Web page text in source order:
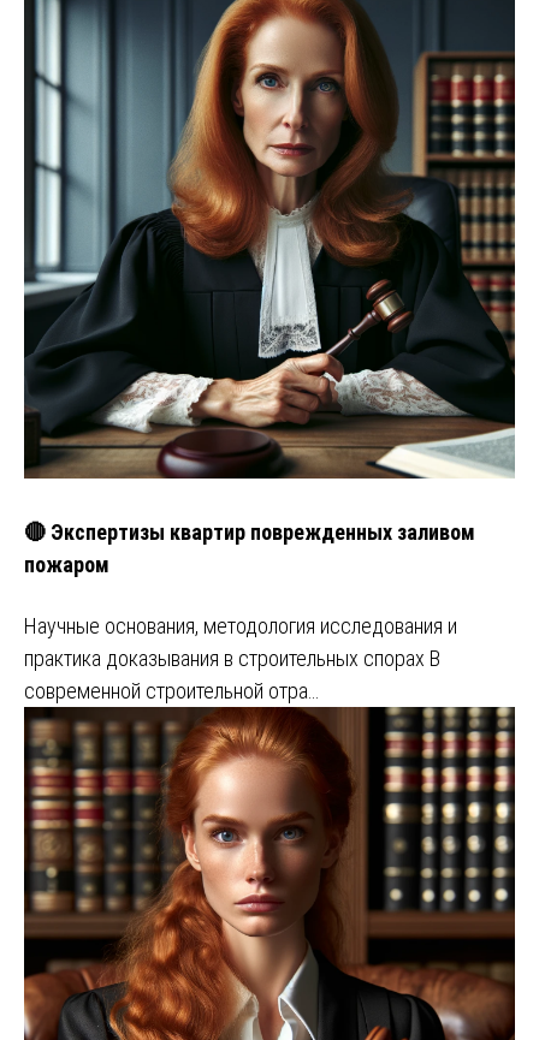
🔴 Экспертизы квартир поврежденных заливом
пожаром
Научные основания, методология исследования и
практика доказывания в строительных спорах В
современной строительной отра…